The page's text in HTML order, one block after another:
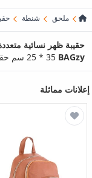
ملحق شنطة
حقيبة ظهر نسائية
BAGzy 35 * 25 سم حقيبة ظهر متعددة الأجزاء من الجلد المتهالك الناعم
إعلانات مماثلة